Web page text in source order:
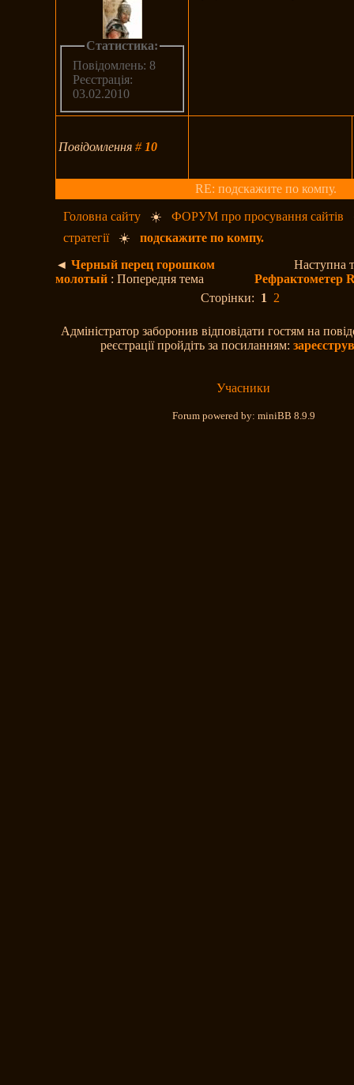
Статистика:
Повідомлень: 8
Реєстрація:
03.02.2010
Повідомлення# 10
RE: подскажите по компу.
Головна сайту ☀️ФОРУМ про просування сайтів
стратегії
☀️подскажите по компу.
◄Черный перец горошком
молотый : Попередня тема
Наступна
Рефрактометер
Сторінки: 1 2
Адміністратор заборонив відповідати гостям на
реєстрації пройдіть за посиланням:
Учасники
Forum powered by: miniBB 8.9.9